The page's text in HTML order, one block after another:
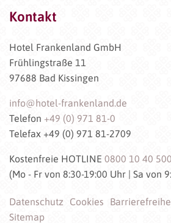
Kontakt
Hotel Frankenland GmbH
Frühlingstraße 11
97688 Bad Kissingen
info@hotel-frankenland.de
Telefon +49 (0) 971 81-0
Telefax +49 (0) 971 81-2709
Kostenfreie HOTLINE 0800 10 40 500
(Mo - Fr von 8:30-19:00 Uhr | Sa von
Datenschutz Cookies
Sitemap